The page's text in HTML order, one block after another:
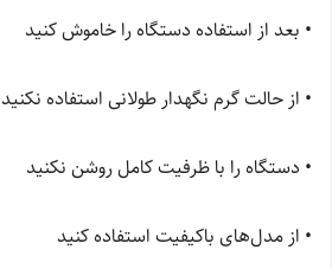
• بعد از استفاده دستگاه را خاموش کنید
• از حالت گرم نگهدار طولانی استفاده نکنید
• دستگاه را با ظرفیت کامل روشن نکنید
• از مدل‌های باکیفیت استفاده کنید